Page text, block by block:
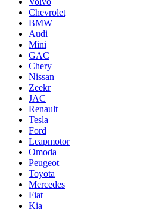
Chevrolet
BMW
Audi
Mini
GAC
Chery
Nissan
Zeekr
JAC
Renault
Tesla
Ford
Leapmotor
Omoda
Peugeot
Toyota
Mercedes
Fiat
Kia